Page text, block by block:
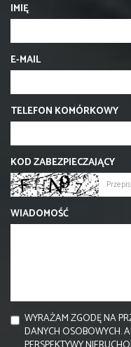
IMIĘ
E-MAIL
TELEFON KOMÓRKOWY
KOD ZABEZPIECZAJĄCY
WIADOMOŚĆ
WYRAŻAM ZGODĘ NA
DANYCH OSOBOWYCH.